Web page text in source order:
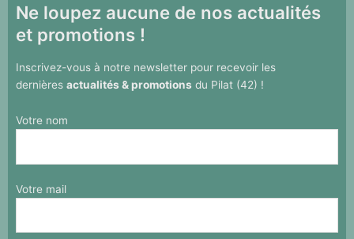
Ne loupez aucune de nos actualités
et promotions !
Inscrivez-vous à notre newsletter pour recevoir les
dernières actualités & promotions du Pilat (42) !
Votre nom
Votre mail